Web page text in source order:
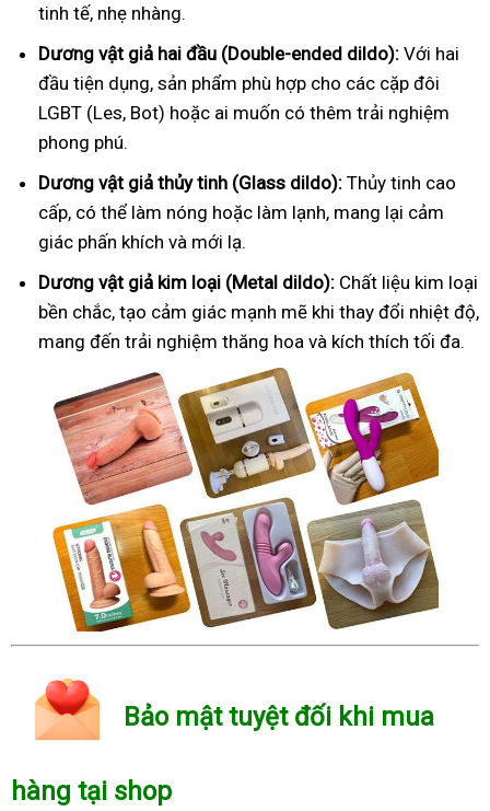
tinh tế, nhẹ nhàng.
Dương vật giả hai đầu (Double-ended dildo): Với hai
đầu tiện dụng, sản phẩm phù hợp cho các cặp đôi
LGBT (Les, Bot) hoặc ai muốn có thêm trải nghiệm
phong phú.
Dương vật giả thủy tinh (Glass dildo): Thủy tinh cao
cấp, có thể làm nóng hoặc làm lạnh, mang lại cảm
giác phấn khích và mới lạ.
Dương vật giả kim loại (Metal dildo): Chất liệu kim loại
bền chắc, tạo cảm giác mạnh mẽ khi thay đổi nhiệt độ,
mang đến trải nghiệm thăng hoa và kích thích tối đa.
Bảo mật tuyệt đối khi mua
hàng tại shop